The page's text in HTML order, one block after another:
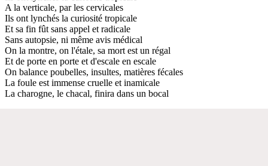
A la verticale, par les cervicales
Ils ont lynchés la curiosité tropicale
Et sa fin fût sans appel et radicale
Sans autopsie, ni même avis médical
On la montre, on l'étale, sa mort est un régal
Et de porte en porte et d'escale en escale
On balance poubelles, insultes, matières fécales
La foule est immense cruelle et inamicale
La charogne, le chacal, finira dans un bocal